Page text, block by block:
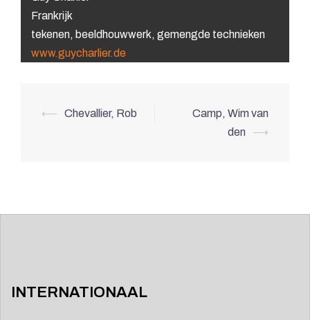
Frankrijk
tekenen, beeldhouwwerk, gemengde technieken
www.guycharlier.de
Berichtnavigatie
⟵ Chevallier, Rob
Camp, Wim van
den
⟶
INTERNATIONAAL